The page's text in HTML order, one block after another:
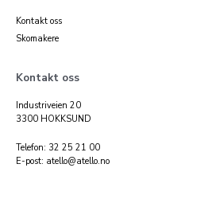
Kontakt oss
Skomakere
Kontakt oss
Industriveien 20
3300 HOKKSUND
Telefon: 32 25 21 00
E-post: atello@atello.no